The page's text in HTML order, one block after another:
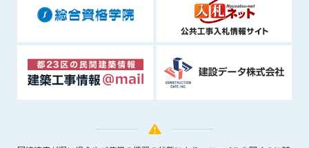
1. 管理者は、会員が本サービスを利用することにより得た情報
等（プログラムを含みます）について、その完全性、正確性
を保証もしないものとします。また、当該情報等に起因して
生じた一切の損害に対して、管理者は、何らの責任も負わな
いものとします。
2. 会員は、自己の費用と責任において本サービスを利用するも
のとし、会員による本サービスの利用に関連し、第三者から
場合、当該会員は、自らの費用と責任においてこれを解決す